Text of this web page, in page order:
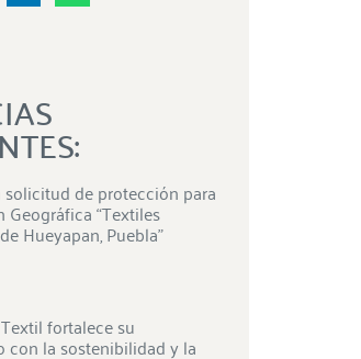
solicitud de protección para
“Textiles
Hueyapan, Puebla”
fortalece su
con la sostenibilidad y la